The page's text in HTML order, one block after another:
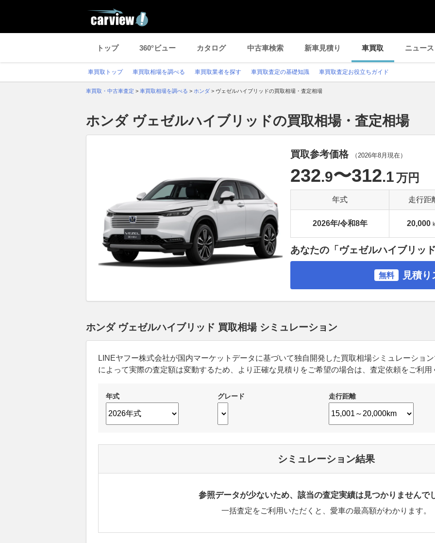
トップ 360°ビュー カタログ 中古車検索 新車見積り 車買取 ニュース
車買取トップ 車買取相場を調べる 車買取業者を探す 車買取査定の基礎知識 車買取査定お役立ちガイド
車買取・中古車査定 > 車買取相場を調べる > ホンダ > ヴェゼルハイブリッドの買取相場・査定相場
ホンダ ヴェゼルハイブリッドの買取相場・査定相場
買取参考価格 （2026年8月 現在）
232.9〜312.1万円
年式 走行距
2026年/令和8年 20,000
あなたの「ヴェゼルハイブリッ
無料 見積
ホンダ ヴェゼルハイブリッド 買取相場 シミュレーション
LINEヤフー株式会社が国内マーケットデータに基づいて独自開発した買取相場シミュレーショ
によって実際の査定額は変動するため、より正確な見積りをご希望の場合は、査定依頼をご利用
年式 グレード 走行距離
シミュレーション結果
参照データが少ないため、該当の査定実績は見つかりませんで
一括査定をご利用いただくと、愛車の最高額がわかります。